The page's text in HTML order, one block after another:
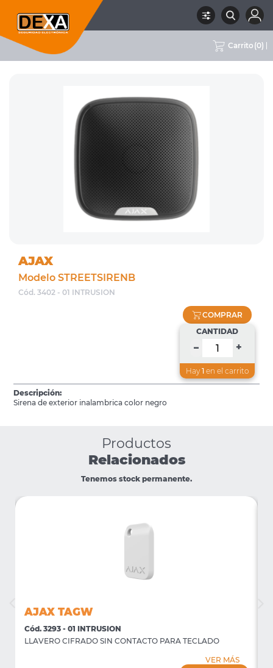
Carrito (0)
MARCA
AJAX
Modelo STREETSIRENB
Cód. 3402 - 01 INTRUSION
COMPRAR
CANTIDAD
– +
Hay 1 en el carrito
Descripción:
Sirena de exterior inalambrica color negro
Productos
Relacionados
Tenemos stock permanente.
AJAX TAGW
Cód. 3293 - 01 INTRUSION
LLAVERO CIFRADO SIN CONTACTO PARA TECLADO
VER MÁS